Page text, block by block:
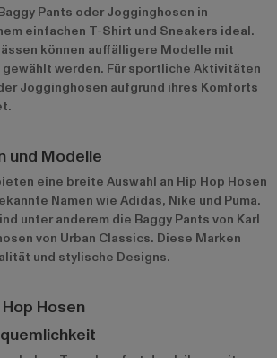
Pants oder Jogginghosen in
einfachen T-Shirt und Sneakers ideal.
können auffälligere Modelle mit
werden. Für sportliche Aktivitäten
Jogginghosen aufgrund ihres Komforts
und Modelle
eine breite Auswahl an Hip Hop Hosen
Namen wie Adidas, Nike und Puma.
unter anderem die Baggy Pants von Karl
von Urban Classics. Diese Marken
und stylische Designs.
Hosen